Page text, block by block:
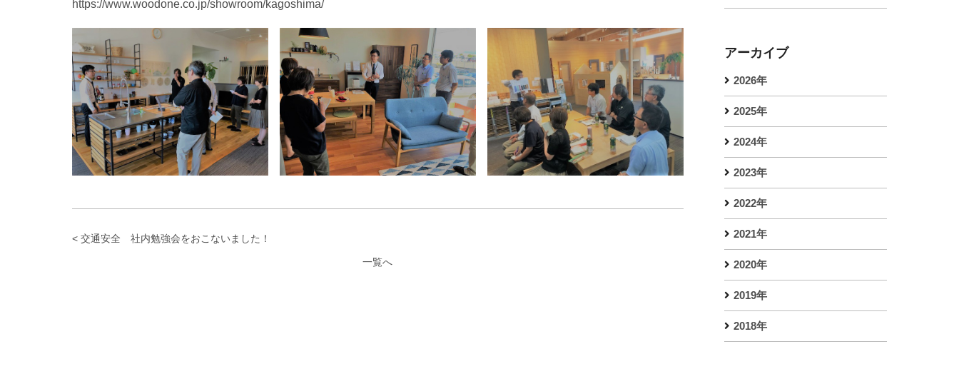
https://www.woodone.co.jp/showroom/kagoshima/
< 交通安全 社内勉強会をおこないました！
一覧へ
アーカイブ
2026年
2025年
2024年
2023年
2022年
2021年
2020年
2019年
2018年